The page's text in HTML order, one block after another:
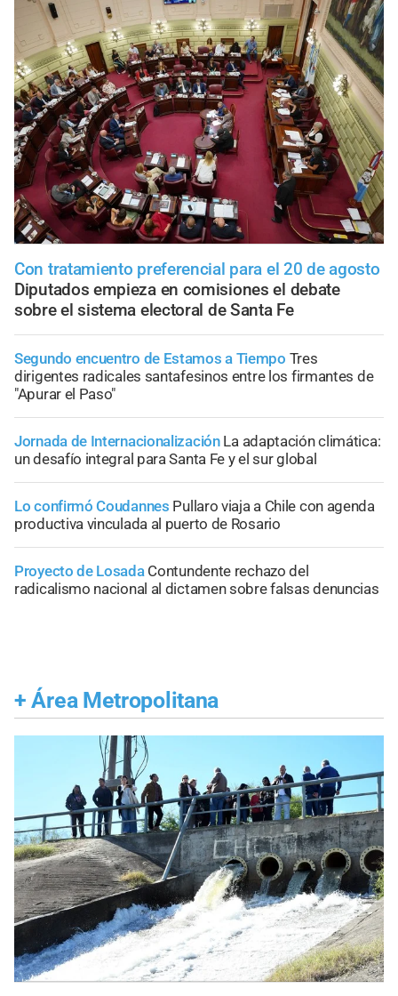
Con tratamiento preferencial para el 20 de agosto
Diputados empieza en comisiones el debate
sobre el sistema electoral de Santa Fe
Segundo encuentro de Estamos a Tiempo Tres
dirigentes radicales santafesinos entre los firmantes de
"Apurar el Paso"
Jornada de Internacionalización La adaptación climática:
un desafío integral para Santa Fe y el sur global
Lo confirmó Coudannes Pullaro viaja a Chile con agenda
productiva vinculada al puerto de Rosario
Proyecto de Losada Contundente rechazo del
radicalismo nacional al dictamen sobre falsas denuncias
+ Área Metropolitana